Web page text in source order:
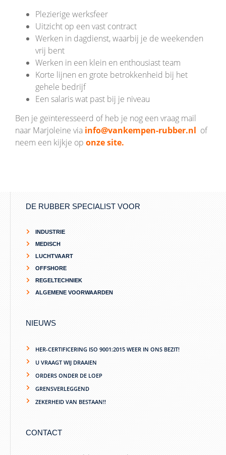
Plezierige werksfeer
Uitzicht op een vast contract
Werken in dagdienst, waarbij je de weekenden
vrij bent
Werken in een klein en enthousiast team
Korte lijnen en grote betrokkenheid bij het
gehele bedrijf
Een salaris wat past bij je niveau
Ben je geïnteresseerd of heb je nog een vraag mail
naar Marjoleine via info@vankempen-rubber.nl of
neem een kijkje op onze site.
DE RUBBER SPECIALIST VOOR
INDUSTRIE
MEDISCH
LUCHTVAART
OFFSHORE
REGELTECHNIEK
ALGEMENE VOORWAARDEN
NIEUWS
HER-CERTIFICERING ISO 9001:2015 WEER IN ONS BEZIT!
U VRAAGT WIJ DRAAIEN
ORDERS ONDER DE LOEP
GRENSVERLEGGEND
ZEKERHEID VAN BESTAAN!!
CONTACT